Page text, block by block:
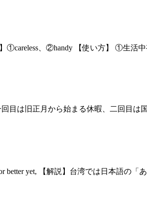
①careless、②handy 【使い方】 ①生活
目は旧正月から始まる休暇、二回目は
better yet, 【解説】台湾では日本語の「